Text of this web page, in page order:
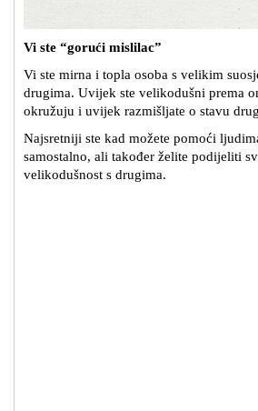
Vi ste “gorući mislilac”
Vi ste mirna i topla osoba s velikim
drugima. Uvijek ste velikodušni prema
okružuju i uvijek razmišljate o stavu
Najsretniji ste kad možete pomoći
samostalno, ali također želite podijeliti
velikodušnost s drugima.